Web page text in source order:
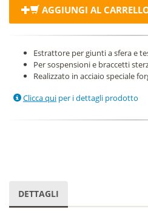
AGGIUNGI AL
Estrattore per giunti a sfera e
Per sospensioni e braccetti
Realizzato in acciaio speciale
Clicca qui per i dettagli prodotto
DETTAGLI